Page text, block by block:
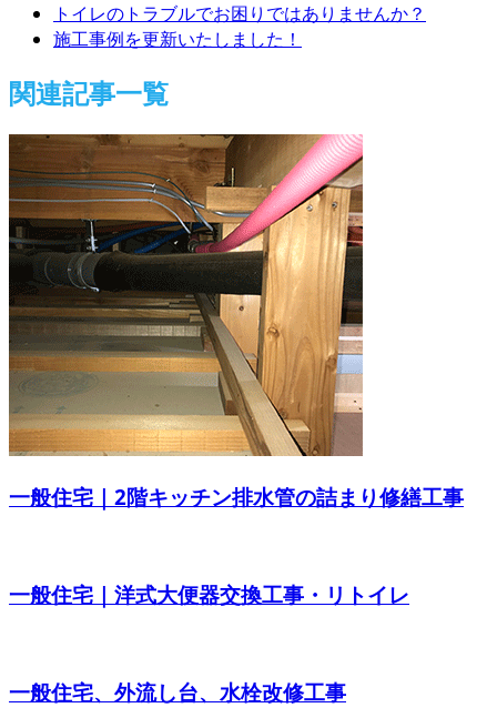
トイレのトラブルでお困りではありませんか？
施工事例を更新いたしました！
関連記事一覧
一般住宅｜2階キッチン排水管の詰まり修繕工事
一般住宅｜洋式大便器交換工事・リトイレ
一般住宅、外流し台、水栓改修工事